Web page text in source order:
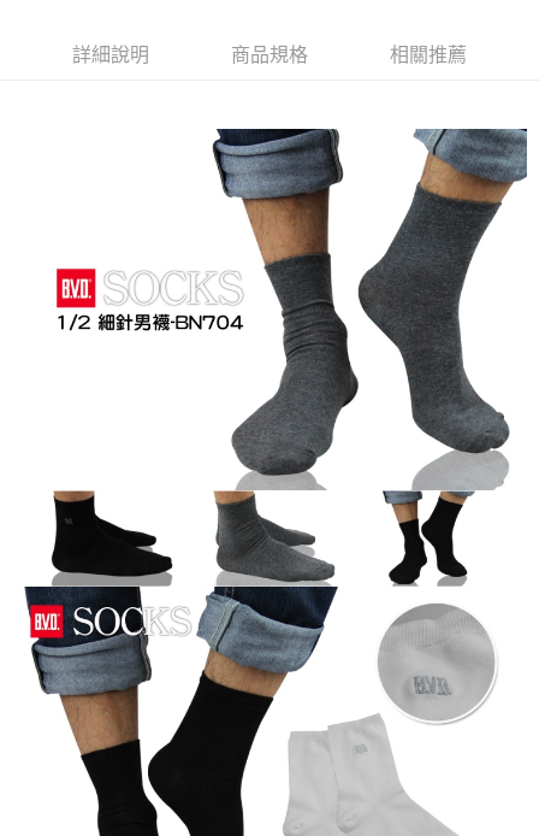
運送方式
每筆NT$65，滿NT$399(含以上)免運費
每筆NT$100，滿NT$399(含以上)免運費
詳細說明 商品規格 相關推薦